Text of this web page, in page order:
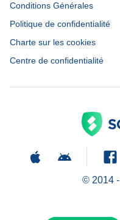
Conditions Générales
Politique de confidentialité
Charte sur les cookies
Centre de confidentialité
© 2014 -